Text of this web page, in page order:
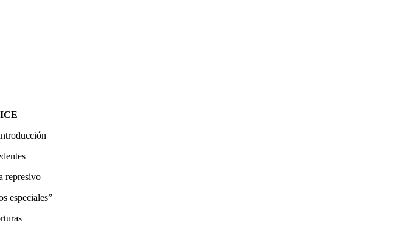
represivo
especiales”